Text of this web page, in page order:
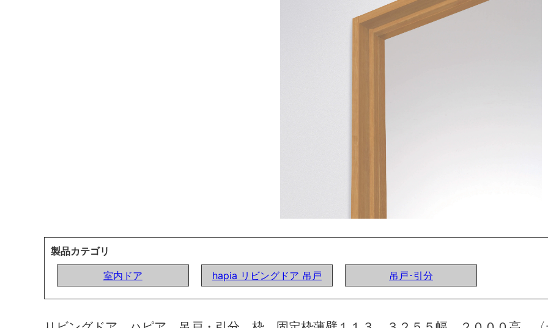
製品カテゴリ
室内ドア
hapia リビングドア 吊戸 吊戸･引分